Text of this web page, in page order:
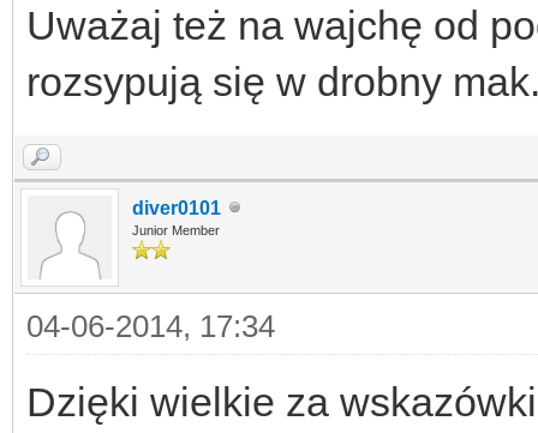
Uważaj też na wajchę od
rozsypują się w drobny
diver0101
Junior Member
04-06-2014, 17:34
Dzięki wielkie za